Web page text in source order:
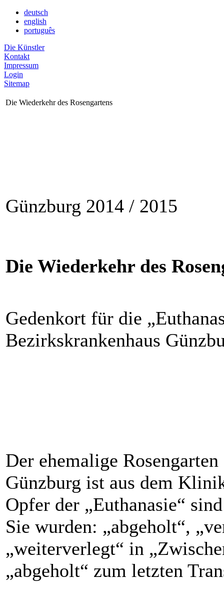
deutsch
english
português
Die Künstler
Kontakt
Impressum
Login
Sitemap
Die Wiederkehr des Rosengartens
Günzburg 2014 / 2015
Die Wiederkehr des
Gedenkort für die
Bezirkskrankenhaus
Der ehemalige
Günzburg ist aus dem
Opfer der „Euthanasie“
Sie wurden: „abgeholt“,
„weiterverlegt“ in
„abgeholt“ zum letzten